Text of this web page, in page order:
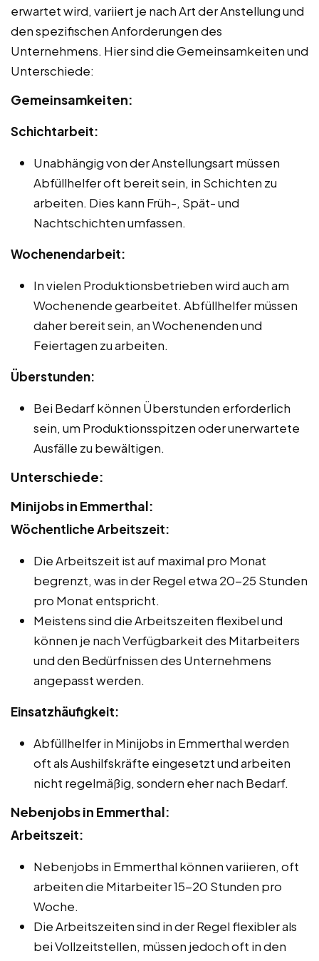
erwartet wird, variiert je nach Art der Anstellung und
den spezifischen Anforderungen des
Unternehmens. Hier sind die Gemeinsamkeiten und
Unterschiede:
Gemeinsamkeiten:
Schichtarbeit:
Unabhängig von der Anstellungsart müssen
Abfüllhelfer oft bereit sein, in Schichten zu
arbeiten. Dies kann Früh-, Spät- und
Nachtschichten umfassen.
Wochenendarbeit:
In vielen Produktionsbetrieben wird auch am
Wochenende gearbeitet. Abfüllhelfer müssen
daher bereit sein, an Wochenenden und
Feiertagen zu arbeiten.
Überstunden:
Bei Bedarf können Überstunden erforderlich
sein, um Produktionsspitzen oder unerwartete
Ausfälle zu bewältigen.
Unterschiede:
Minijobs in Emmerthal:
Wöchentliche Arbeitszeit:
Die Arbeitszeit ist auf maximal pro Monat
begrenzt, was in der Regel etwa 20-25 Stunden
pro Monat entspricht.
Meistens sind die Arbeitszeiten flexibel und
können je nach Verfügbarkeit des Mitarbeiters
und den Bedürfnissen des Unternehmens
angepasst werden.
Einsatzhäufigkeit:
Abfüllhelfer in Minijobs in Emmerthal werden
oft als Aushilfskräfte eingesetzt und arbeiten
nicht regelmäßig, sondern eher nach Bedarf.
Nebenjobs in Emmerthal:
Arbeitszeit:
Nebenjobs in Emmerthal können variieren, oft
arbeiten die Mitarbeiter 15-20 Stunden pro
Woche.
Die Arbeitszeiten sind in der Regel flexibler als
bei Vollzeitstellen, müssen jedoch oft in den